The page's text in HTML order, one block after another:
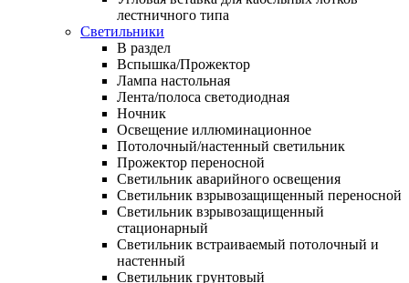
лестничного типа
Светильники
В раздел
Вспышка/Прожектор
Лампа настольная
Лента/полоса светодиодная
Ночник
Освещение иллюминационное
Потолочный/настенный светильник
Прожектор переносной
Светильник аварийного освещения
Светильник взрывозащищенный переносной
Светильник взрывозащищенный
стационарный
Светильник встраиваемый потолочный и
настенный
Светильник грунтовый